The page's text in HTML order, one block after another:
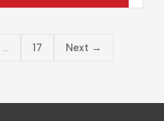
… 17 Next →